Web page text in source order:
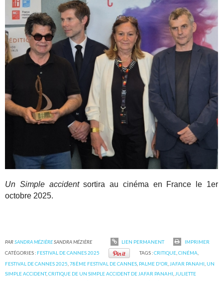
Un Simple accidentsortira au cinéma en France le 1er
octobre 2025.
PARSANDRA MÉZIÈRESANDRA MÉZIÈRE LIEN PERMANENT
IMPRIMER
CATÉGORIES : FESTIVAL DE CANNES 2025 TAGS :CRITIQUE, CINÉMA
FESTIVAL DE CANNES 2025 ,78ÈME FESTIVAL DE CANNES PALME D'OR JAFAR PANAHI UN
SIMPLE ACCIDENT,CRITIQUE DE UN SIMPLE ACCIDENT DE JAFAR PANAHI JULIETTE